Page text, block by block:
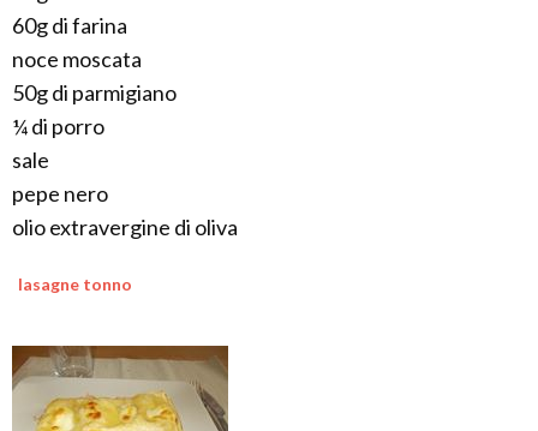
60g di farina
noce moscata
50g di parmigiano
¼ di porro
sale
pepe nero
olio extravergine di oliva
lasagne tonno